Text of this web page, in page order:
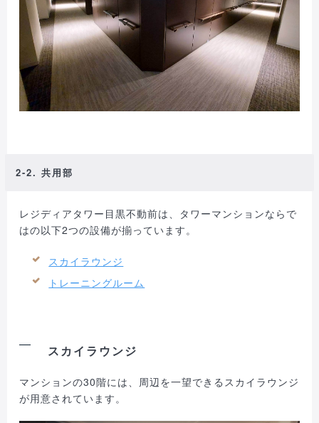
2-2. 共用部
レジディアタワー目黒不動前は、タワーマンションならで
はの以下2つの設備が揃っています。
スカイラウンジ
トレーニングルーム
スカイラウンジ
マンションの30階には、周辺を一望できるスカイラウンジ
が用意されています。